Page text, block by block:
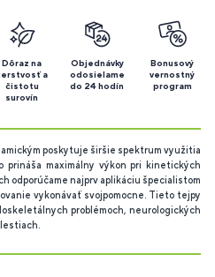
Dôraz na
a
čistotu
surovín
Objednávky
odosielame
do 24 hodín
Bonusový
vernostný
program
poskytuje širšie spektrum využitia
prináša maximálny výkon pri kinetických
odporúčame najprv aplikáciu špecialistom
vykonávať svojpomocne. Tieto tejpy
problémoch, neurologických